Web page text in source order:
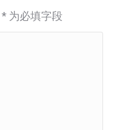
* 为必填字段